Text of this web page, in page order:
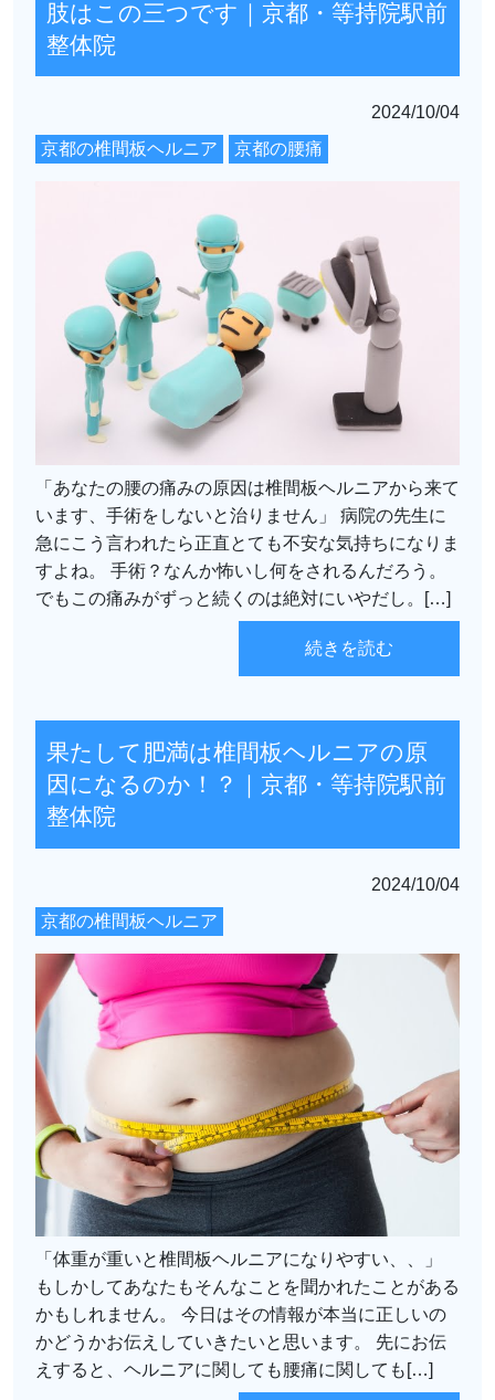
肢はこの三つです｜京都・等持院駅前
整体院
2024/10/04
京都の椎間板ヘルニア
京都の腰痛
「あなたの腰の痛みの原因は椎間板ヘルニアから来て
います、手術をしないと治りません」 病院の先生に
急にこう言われたら正直とても不安な気持ちになりま
すよね。 手術？なんか怖いし何をされるんだろう。
でもこの痛みがずっと続くのは絶対にいやだし。[…]
続きを読む
果たして肥満は椎間板ヘルニアの原
因になるのか！？｜京都・等持院駅前
整体院
2024/10/04
京都の椎間板ヘルニア
「体重が重いと椎間板ヘルニアになりやすい、、」
もしかしてあなたもそんなことを聞かれたことがある
かもしれません。 今日はその情報が本当に正しいの
かどうかお伝えしていきたいと思います。 先にお伝
えすると、ヘルニアに関しても腰痛に関しても[…]